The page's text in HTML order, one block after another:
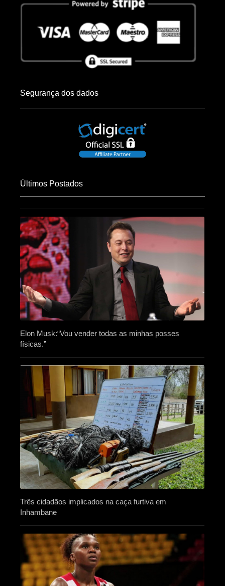
Segurança dos dados
Últimos Postados
Elon Musk:“Vou vender todas as minhas posses
físicas.”
Três cidadãos implicados na caça furtiva em
Inhambane